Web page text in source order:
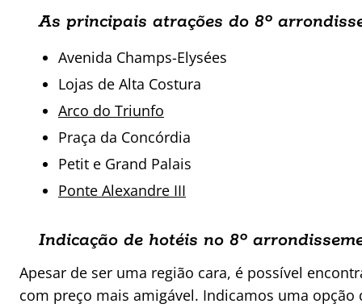
As principais atrações do 8º
Avenida Champs-Elysées
Lojas de Alta Costura
Arco do Triunfo
Praça da Concórdia
Petit e Grand Palais
Ponte Alexandre III
Indicação de hotéis no 8º
Apesar de ser uma região cara, é possível
com preço mais amigável. Indicamos uma opção